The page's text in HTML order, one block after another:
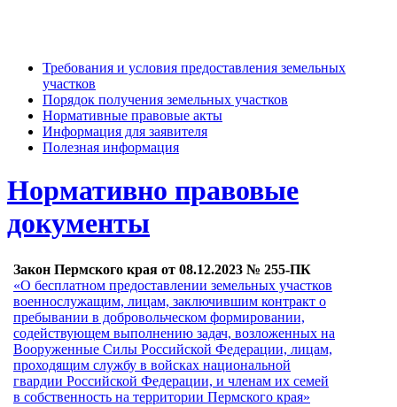
Требования и условия предоставления земельных
участков
Порядок получения земельных участков
Нормативные правовые акты
Информация для заявителя
Полезная информация
Нормативно правовые
документы
Закон Пермского края от 08.12.2023 № 255-ПК
«О бесплатном предоставлении земельных участков
военнослужащим, лицам, заключившим контракт о
пребывании в добровольческом формировании,
содействующем выполнению задач, возложенных на
Вооруженные Силы Российской Федерации, лицам,
проходящим службу в войсках национальной
гвардии Российской Федерации, и членам их семей
в собственность на территории Пермского края»